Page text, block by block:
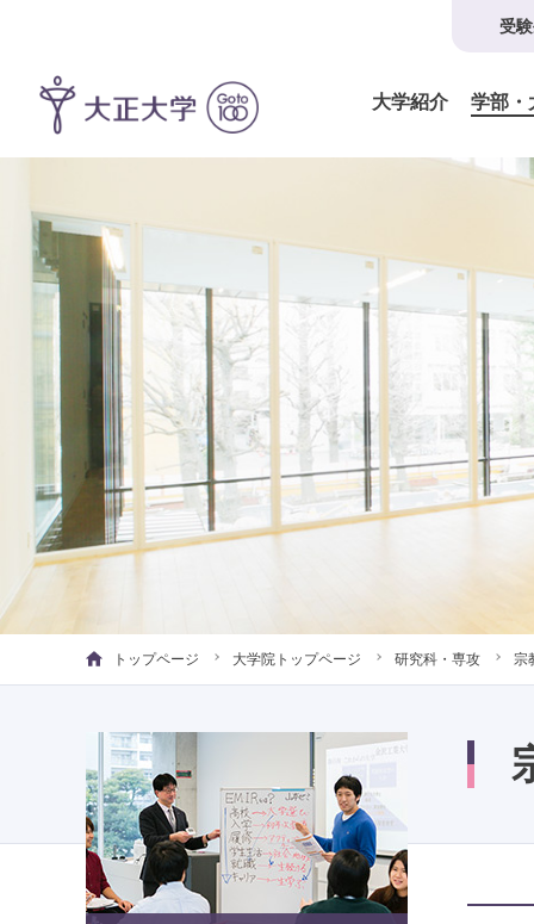
受
大学紹介 学部・
トップページ 大学院トップページ 研究科・専攻 宗